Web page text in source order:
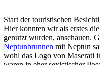
Start der touristischen
Hier konnten wir als erstes
genutzt wurden, anschauen.
Neptunbrunnen mit Neptun
wohl das Logo von Maserati